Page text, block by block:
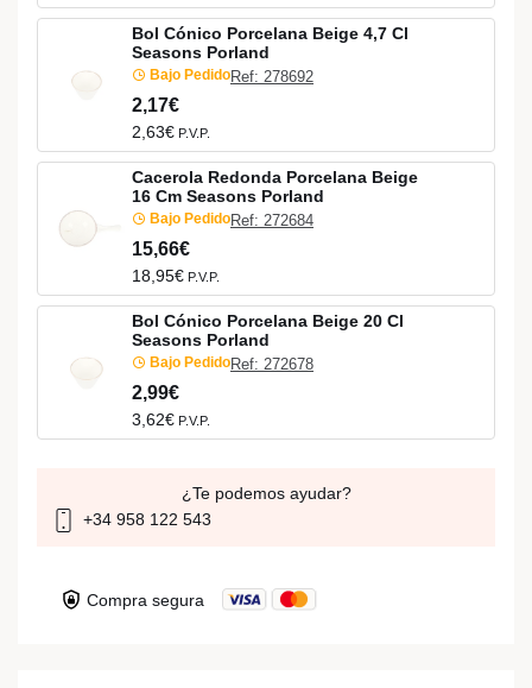
Bol Cónico Porcelana Beige 4,7 Cl
Seasons Porland
Bajo PedidoRef: 278692
2,17€
2,63€ P.V.P.
Cacerola Redonda Porcelana Beige
16 Cm Seasons Porland
Bajo PedidoRef: 272684
15,66€
18,95€ P.V.P.
Bol Cónico Porcelana Beige 20 Cl
Seasons Porland
Bajo PedidoRef: 272678
2,99€
3,62€ P.V.P.
¿Te podemos ayudar?
+34 958 122 543
Compra segura